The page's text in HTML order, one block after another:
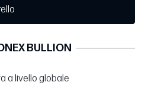
BULLION
a livello globale